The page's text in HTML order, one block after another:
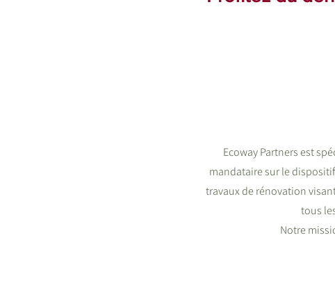
Ecoway Partners est
mandataire sur le
travaux de rénovation
tous
Notre